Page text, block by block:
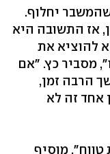
יחלוף.
אז התשובה היא
להוציא את
מסביר כץ. "אם
הרבה זמן,
אחד זה לא
מוסיף